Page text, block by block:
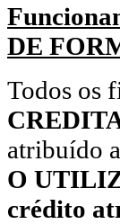
DE
Todos os
atribuído
O
crédito